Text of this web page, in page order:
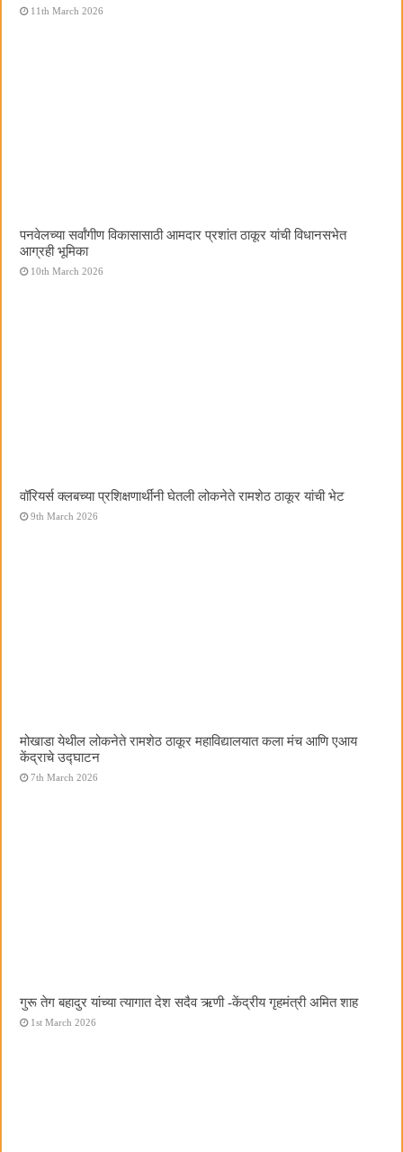
11th March 2026
पनवेलच्या सर्वांगीण विकासासाठी आमदार प्रशांत ठाकूर यांची विधानसभेत
आग्रही भूमिका
10th March 2026
वॉरियर्स क्लबच्या प्रशिक्षणार्थींनी घेतली लोकनेते रामशेठ ठाकूर यांची भेट
9th March 2026
मोखाडा येथील लोकनेते रामशेठ ठाकूर महाविद्यालयात कला मंच आणि एआय
केंद्राचे उद्घाटन
7th March 2026
गुरू तेग बहादुर यांच्या त्यागात देश सदैव ऋणी -केंद्रीय गृहमंत्री अमित शाह
1st March 2026